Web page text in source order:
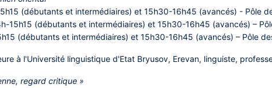
(débutants et intermédiaires) et 15h30-16h45 (avancés) - Pôle
15h15 (débutants et intermédiaires) et 15h30-16h45 (avancés) –
(débutants et intermédiaires) et 15h30-16h45 (avancés) – Pôle
à l'Université linguistique d'Etat Bryusov, Erevan, linguiste,
regard critique »